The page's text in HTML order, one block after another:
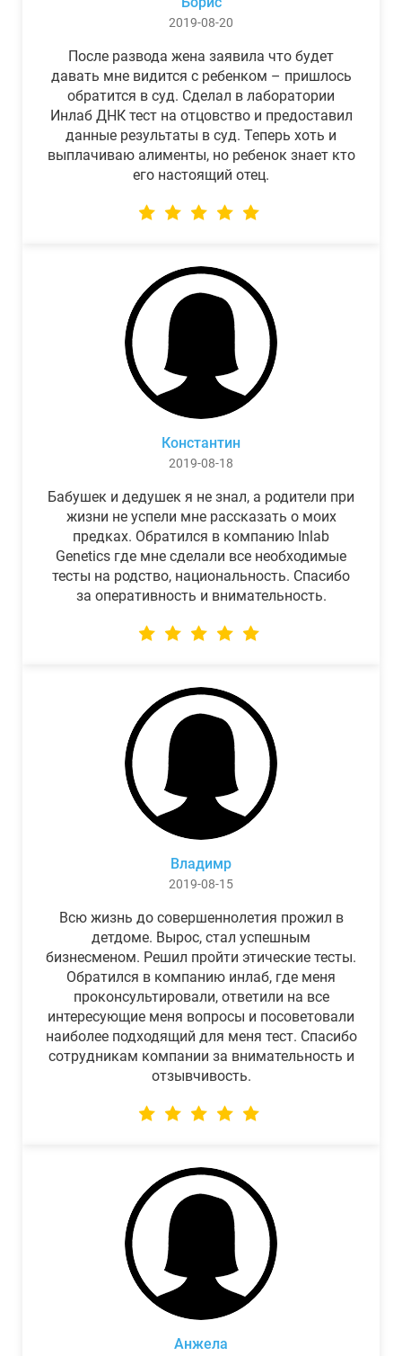
2019-08-20
После развода жена заявила что будет
давать мне видится с ребенком – пришлось
обратится в суд. Сделал в лаборатории
Инлаб ДНК тест на отцовство и предоставил
данные результаты в суд. Теперь хоть и
выплачиваю алименты, но ребенок знает кто
его настоящий отец.
Константин
2019-08-18
Бабушек и дедушек я не знал, а родители при
жизни не успели мне рассказать о моих
предках. Обратился в компанию Inlab
Genetics где мне сделали все необходимые
тесты на родство, национальность. Спасибо
за оперативность и внимательность.
Владимр
2019-08-15
Всю жизнь до совершеннолетия прожил в
детдоме. Вырос, стал успешным
бизнесменом. Решил пройти этические тесты.
Обратился в компанию инлаб, где меня
проконсультировали, ответили на все
интересующие меня вопросы и посоветовали
наиболее подходящий для меня тест. Спасибо
сотрудникам компании за внимательность и
отзывчивость.
Анжела